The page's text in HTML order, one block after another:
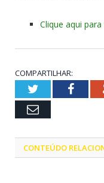
Clique aqui
COMPARTILHAR:
Twitter
Email
CONTEÚDO